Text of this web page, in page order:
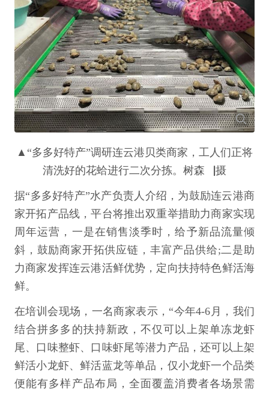
▲“多多好特产”调研连云港贝类商家，工人们正将
清洗好的花蛤进行二次分拣。树森▕摄
据“多多好特产”水产负责人介绍，为鼓励连云港商
家开拓产品线，平台将推出双重举措助力商家实现
周年运营，一是在销售淡季时，给予新品流量倾
斜，鼓励商家开拓供应链，丰富产品供给;二是助
力商家发挥连云港活鲜优势，定向扶持特色鲜活海
鲜。
在培训会现场，一名商家表示，“今年4-6月，我们
结合拼多多的扶持新政，不仅可以上架单冻龙虾
尾、口味整虾、口味虾尾等潜力产品，还可以上架
鲜活小龙虾、鲜活蓝龙等单品，仅小龙虾一个品类
便能有多样产品布局，全面覆盖消费者各场景需